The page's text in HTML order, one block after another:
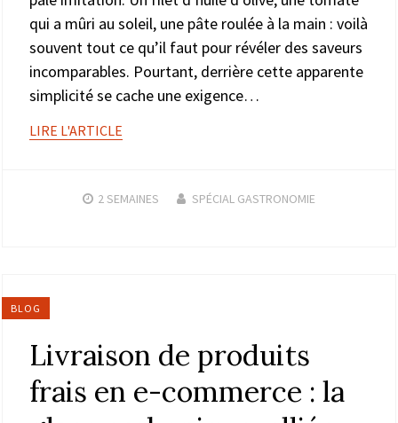
qui a mûri au soleil, une pâte roulée à la main : voilà
souvent tout ce qu’il faut pour révéler des saveurs
incomparables. Pourtant, derrière cette apparente
simplicité se cache une exigence…
LIRE L'ARTICLE
2 SEMAINES SPÉCIAL GASTRONOMIE
BLOG
Livraison de produits
frais en e-commerce : la